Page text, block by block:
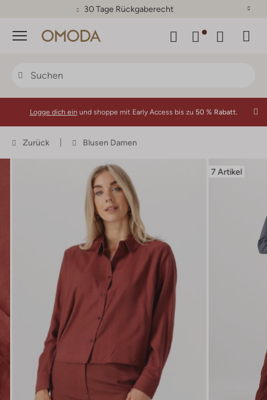
30 Tage Rückgaberecht
Menü
Logge dich ein und shoppe mit Early Access bis zu 50 % Rabatt.
Zurück Blusen Damen
7 Artikel